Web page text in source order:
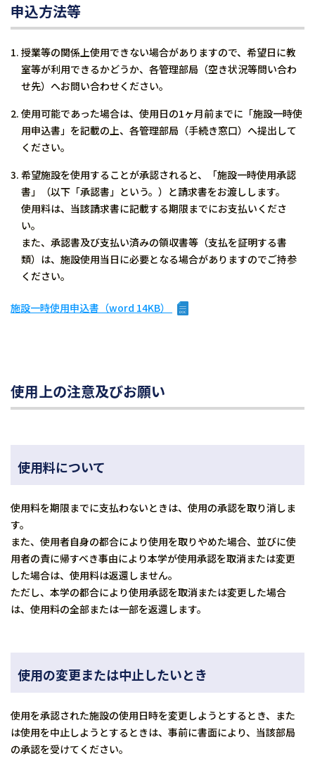
申込方法等
授業等の関係上使用できない場合がありますので、希望日に教
室等が利用できるかどうか、各管理部局（空き状況等問い合わ
せ先）へお問い合わせください。
使用可能であった場合は、使用日の1ヶ月前までに「施設一時使
用申込書」を記載の上、各管理部局（手続き窓口）へ提出して
ください。
希望施設を使用することが承認されると、「施設一時使用承認
書」（以下「承認書」という。）と請求書をお渡しします。
使用料は、当該請求書に記載する期限までにお支払いくださ
い。
また、承認書及び支払い済みの領収書等（支払を証明する書
類）は、施設使用当日に必要となる場合がありますのでご持参
ください。
施設一時使用申込書（word 14KB）
使用上の注意及びお願い
使用料について
使用料を期限までに支払わないときは、使用の承認を取り消しま
す。
また、使用者自身の都合により使用を取りやめた場合、並びに使
用者の責に帰すべき事由により本学が使用承認を取消または変更
した場合は、使用料は返還しません。
ただし、本学の都合により使用承認を取消または変更した場合
は、使用料の全部または一部を返還します。
使用の変更または中止したいとき
使用を承認された施設の使用日時を変更しようとするとき、また
は使用を中止しようとするときは、事前に書面により、当該部局
の承認を受けてください。